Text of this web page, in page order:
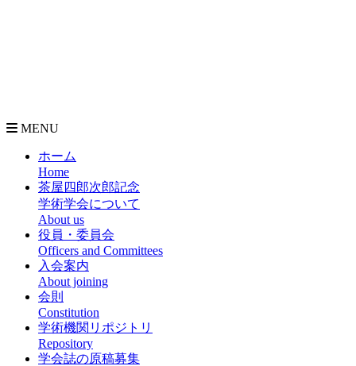
MENU
ホーム
Home
茶屋四郎次郎記念
学術学会について
About us
役員・委員会
Officers and Committees
入会案内
About joining
会則
Constitution
学術機関リポジトリ
Repository
学会誌の原稿募集